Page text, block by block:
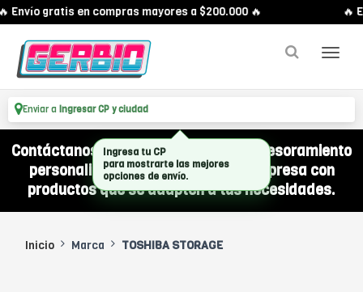
Envío gratis en compras mayores a $200.000 🔥 🔥
Enviar a Ingresar CP y ciudad
Contáctanos por WhatsApp y recibí asesoramiento
personalizado para equipar a tu empresa con
productos que se adapten a tus necesidades.
Inicio Marca TOSHIBA STORAGE